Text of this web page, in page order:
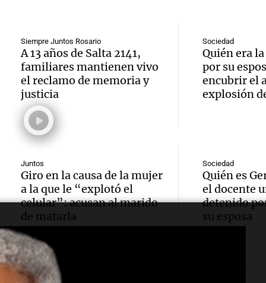
Panorama
actual
Noticias
Episodios
Audio.
zona
por
lluvias
Panorama
Audio.
luz en
por
lluvias
Audio.
María
Audio.
Siempre Juntos Rosario
A 13 años de Salta 2141,
familiares mantienen vivo
el reclamo de memoria y
justicia
Sociedad
Quién era
por su
encubrir el
explosión
Juntos
Giro en la causa de la mujer
a la que le “explotó el
celular”: acusan al marido
de matarla
Sociedad
Quién es
el docente
detenido
su esposa